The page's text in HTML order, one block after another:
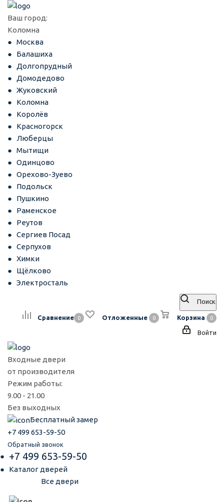
Ваш город:
Коломна
Москва
Балашиха
Долгопрудный
Домодедово
Жуковский
Коломна
Королёв
Красногорск
Люберцы
Мытищи
Одинцово
Орехово-Зуево
Подольск
Пушкино
Раменское
Реутов
Сергиев Посад
Серпухов
Химки
Щёлково
Электросталь
Поиск
Сравнение 0 Отложенные 0 Корзина 0
Войти
Входные двери
от производителя
Режим работы:
9.00 - 21.00
Без выходных
Бесплатный замер
+7 499 653-59-50
Обратный звонок
+7 499 653-59-50
Каталог дверей
Все двери